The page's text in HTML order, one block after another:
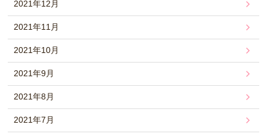
2021年12月
2021年11月
2021年10月
2021年9月
2021年8月
2021年7月